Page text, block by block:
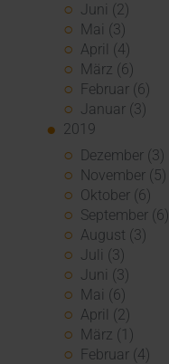
Juni (2)
Mai (3)
April (4)
März (6)
Februar (6)
Januar (3)
2019
Dezember (3)
November (5)
Oktober (6)
September (6)
August (3)
Juli (3)
Juni (3)
Mai (6)
April (2)
März (1)
Februar (4)